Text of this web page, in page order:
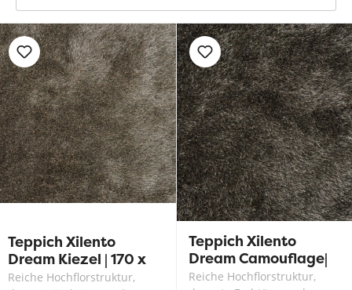
Teppich Xilento
Dream Kiezel | 170 x
230 cm
Reiche Hochflorstruktur,
Teppich Xilento
Dream Camouflage|
170 x 230 cm
Reiche Hochflorstruktur,